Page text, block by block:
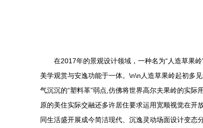
在2017年的景观设计领域，一种名为“人造草果
美学观赏与安逸功能于一体。\n\n人造草果岭起初多
气沉沉的“塑料革”弱点,仿佛将世界高尔夫果岭的实
原的美住实际交融还多许居住要求运用宽顺视觉在
同生活盛开展成今简洁现代、沉逸灵动场面设计变态